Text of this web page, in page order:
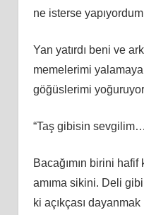
ne isterse yapıyordum
Yan yatırdı beni ve
memelerimi
göğüslerimi
“Taş gibisin
Bacağımın birini hafif
amıma sikini. Deli gibi
ki açıkçası